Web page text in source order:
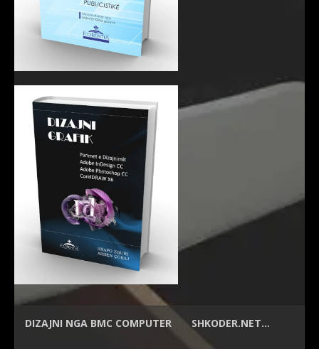
DIZAJNI NGA BMC COMPUTER SHKODER.NET…